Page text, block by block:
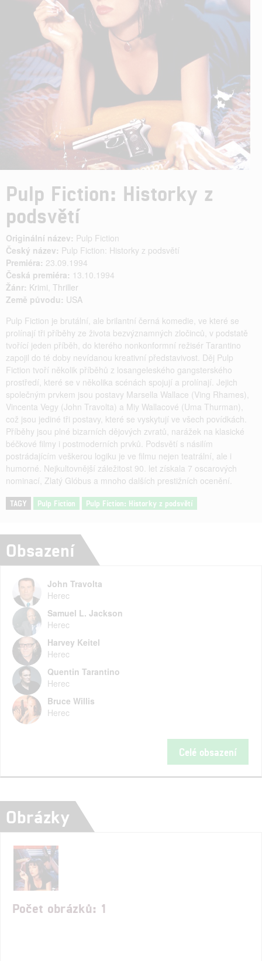
Pulp Fiction: Historky z
podsvětí
Originální název: Pulp Fiction
Český název: Pulp Fiction: Historky z podsvětí
Premiéra: 23.09.1994
Česká premiéra: 13.10.1994
Žánr: Krimi, Thriller
Země původu: USA
Pulp Fiction je brutální, ale brilantní černá komedie, ve které se
prolínají tři příběhy ze života bezvýznamných zločinců, v podstatě
tvořící jeden příběh, do kterého nonkonformní režisér Tarantino
zapojil do té doby nevídanou kreativní představivost. Děj Pulp
Fiction tvoří několik příběhů z losangeleského gangsterského
prostředí, které se v několika scénách spojují a prolínají. Jejich
společným prvkem jsou postavy Marsella Wallace (Ving Rhames),
Vincenta Vegy (John Travolta) a Miy Wallacové (Uma Thurman),
což jsou jediné tři postavy, které se vyskytují ve všech povídkách.
Příběhy jsou plné bizarních dějových zvratů, narážek na klasické
béčkové filmy i postmoderních prvků. Podsvětí s násilím
postrádajícím veškerou logiku je ve filmu nejen teatrální, ale i
humorné. Nejkultovnější záležitost 90. let získala 7 oscarových
nominací, Zlatý Glóbus a mnoho dalších prestižních ocenění.
TAGY Pulp Fiction Pulp Fiction: Historky z podsvětí
Obsazení
John Travolta
Herec
Samuel L. Jackson
Herec
Harvey Keitel
Herec
Quentin Tarantino
Herec
Bruce Willis
Herec
Celé obsazení
Obrázky
Počet obrázků: 1